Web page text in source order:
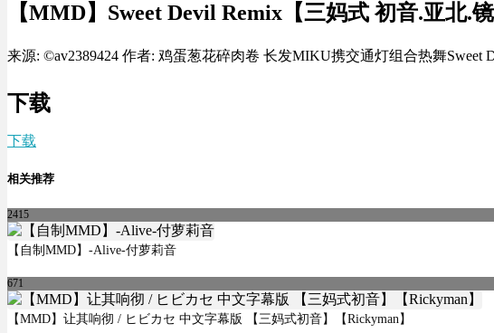
【MMD】Sweet Devil Remix【三妈式 初音.亚北.镜
来源: ©av2389424 作者: 鸡蛋葱花碎肉卷 长发MIKU携交通灯组合热舞Sweet
下载
下载
相关推荐
2415
【自制MMD】-Alive-付萝莉音
671
【MMD】让其响彻 / ヒビカセ 中文字幕版 【三妈式初音】【Rickyman】